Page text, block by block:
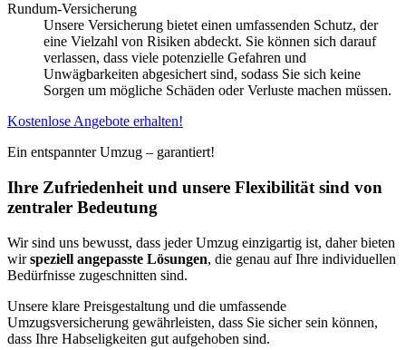
Rundum-Versicherung
Unsere Versicherung bietet einen umfassenden Schutz, der
eine Vielzahl von Risiken abdeckt. Sie können sich darauf
verlassen, dass viele potenzielle Gefahren und
Unwägbarkeiten abgesichert sind, sodass Sie sich keine
Sorgen um mögliche Schäden oder Verluste machen müssen.
Kostenlose Angebote erhalten!
Ein entspannter Umzug – garantiert!
Ihre Zufriedenheit und unsere Flexibilität sind von
zentraler Bedeutung
Wir sind uns bewusst, dass jeder Umzug einzigartig ist, daher bieten
wirspeziell angepasste Lösungen, die genau auf Ihre individuellen
Bedürfnisse zugeschnitten sind.
Unsere klare Preisgestaltung und die umfassende
Umzugsversicherung gewährleisten, dass Sie sicher sein können,
dass Ihre Habseligkeiten gut aufgehoben sind.